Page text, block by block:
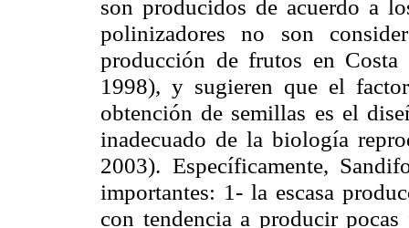
son producidos de acuerdo a
polinizadores no son
producción de frutos en
1998), y sugieren que el
obtención de semillas es el
inadecuado de la biología
2003). Específicamente,
importantes: 1- la escasa
con tendencia a producir